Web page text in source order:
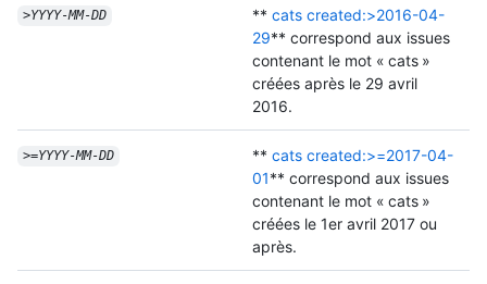
>YYYY-MM-DD ** cats created:>2016-04-
29** correspond aux issues
contenant le mot « cats »
créées après le 29 avril
2016.
>=YYYY-MM-DD ** cats created:>=2017-04-
01** correspond aux issues
contenant le mot « cats »
créées le 1er avril 2017 ou
après.